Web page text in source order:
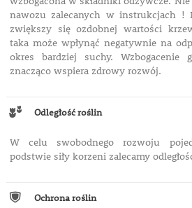
nawozu zalecanych w instrukcjach !
zwiększy się ozdobnej wartości
taka może wpłynąć negatywnie na
okres bardziej suchy. Wzbogacenie
znacząco wspiera zdrowy rozwój.
Odległość roślin
W celu swobodnego rozwoju
podstwie siły korzeni zalecamy
Ochrona roślin